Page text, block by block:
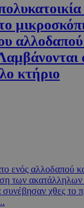
κτήριο
ενός αλλοδαπού
των
χθες το